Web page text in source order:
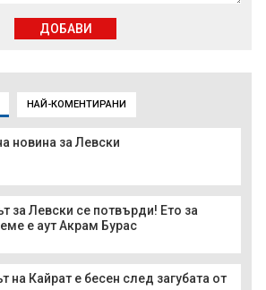
НАЙ-КОМЕНТИРАНИ
новина за Левски
за Левски се потвърди! Ето за
е аут Акрам Бурас
на Кайрат е бесен след загубата от
ДОБАВИ